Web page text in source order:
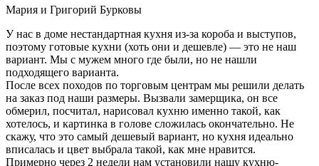
Мария и Григорий Бурковы
У нас в доме нестандартная кухня из-за короба и выступов,
поэтому готовые кухни (хоть они и дешевле) — это не наш
вариант. Мы с мужем много где были, но не нашли
подходящего варианта.
После всех походов по торговым центрам мы решили делать
на заказ под наши размеры. Вызвали замерщика, он все
обмерил, посчитал, нарисовал кухню именно такой, как
хотелось, и картинка в голове сложилась окончательно. Не
скажу, что это самый дешевый вариант, но кухня идеально
вписалась и цвет выбрала такой, как мне нравится.
Примерно через 2 недели нам установили нашу кухню-